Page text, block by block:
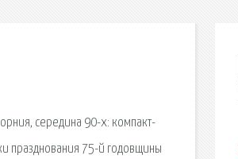
середина 90-х: компакт-
празднования 75-й годовщины